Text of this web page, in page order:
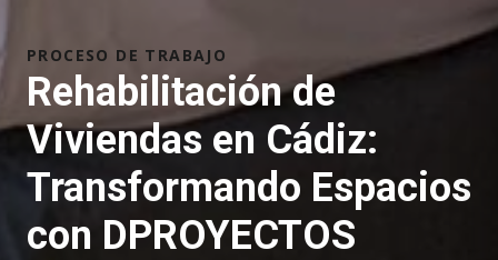
PROCESO DE TRABAJO
Rehabilitación de
Viviendas en Cádiz:
Transformando Espacios
con DPROYECTOS